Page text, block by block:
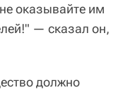
оказывайте им
— сказал он,
должно